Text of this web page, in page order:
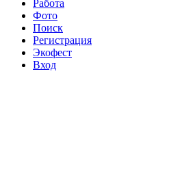
Работа
Фото
Поиск
Регистрация
Экофест
Вход